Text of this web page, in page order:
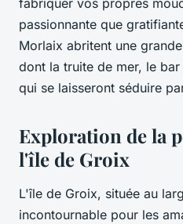
fabriquer vos propres
passionnante que
Morlaix abritent une
dont la truite de mer, le
qui se laisseront séduire
Exploration de la
l'île de Groix
L'île de Groix, située au
incontournable pour les